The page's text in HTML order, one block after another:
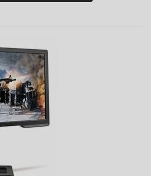
GmbH
& Support